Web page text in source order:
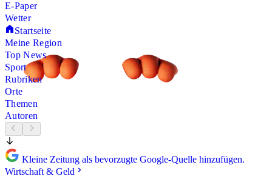
E-Paper
Wetter
Startseite
Meine Region
Top News
Sport
Rubriken
Orte
Themen
Autoren
Kleine Zeitung als bevorzugte Google-Quelle hinzufügen.
Wirtschaft & Geld